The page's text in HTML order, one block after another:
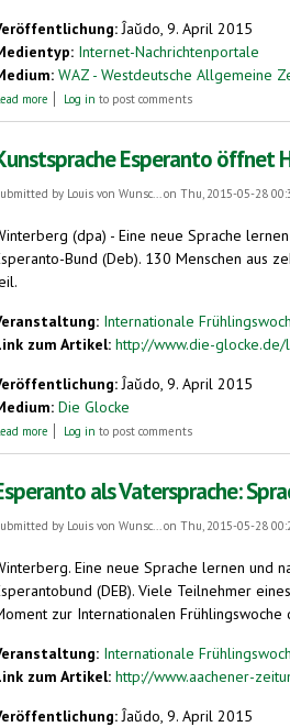
Ĵaŭdo, 9. April 2015
Internet-Nachrichtenportale
WAZ - Westdeutsche Allgemeine
more about Esperanto. Sprache verändert Sicht der
Log in to post comments
Esperanto öffnet
by Louis von Wunsc...on Thu, 2015-05-28
(dpa) - Eine neue Sprache
Bund (Deb). 130 Menschen aus
Internationale
zum Artikel: http://www.die-glocke.de/
Ĵaŭdo, 9. April 2015
Die Glocke
more about Kunstsprache Esperanto öffnet Herzen
Log in to post comments
als Vatersprache:
by Louis von Wunsc...on Thu, 2015-05-28
Eine neue Sprache lernen und
(DEB). Viele Teilnehmer
zur Internationalen Frühlingswoche
Internationale
zum Artikel: http://www.aachener-
Ĵaŭdo, 9. April 2015